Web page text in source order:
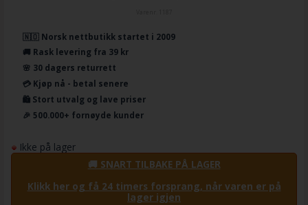
🇳🇴 Norsk nettbutikk startet i 2009
🚚 Rask levering fra 39 kr
🌸 30 dagers returrett
💳 Kjøp nå - betal senere
🛍️ Stort utvalg og lave priser
🎉 500.000+ fornøyde kunder
Ikke på lager
🚚 SNART TILBAKE PÅ LAGER
Klikk her og få 24 timers forsprang, når varen er på
lager igjen